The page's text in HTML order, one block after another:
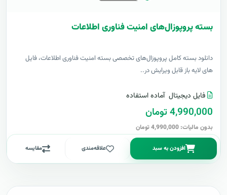
بسته پروپوزال‌های امنیت فناوری اطلاعات
دانلود بسته کامل پروپوزال‌های تخصصی بسته امنیت فناوری اطلاعات، فایل
های لایه باز قابل ویرایش در..
فایل دیجیتال آماده استفاده
4,990,000 تومان
بدون مالیات: 4,990,000 تومان
افزودن به سبد علاقه‌مندی مقایسه